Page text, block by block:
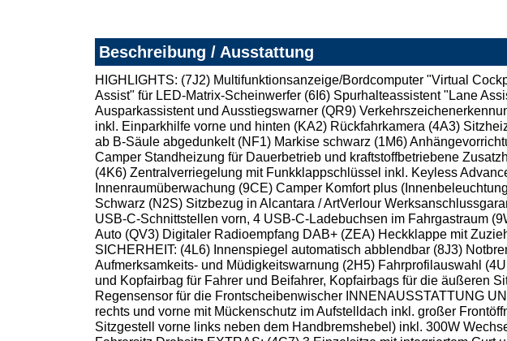
Beschreibung / Ausstattung
HIGHLIGHTS: (7J2) Multifunktionsanzeige/Bordcomputer "Virtual
Assist" für LED-Matrix-Scheinwerfer (6I6) Spurhalteassistent "Lane
Ausparkassistent und Ausstiegswarner (QR9)
inkl. Einparkhilfe vorne und hinten (KA2) Rückfahrkamera (4A3)
ab B-Säule abgedunkelt (NF1) Markise schwarz (1M6)
Camper Standheizung für Dauerbetrieb und kraftstoffbetriebene
(4K6) Zentralverriegelung mit Funkklappschlüssel inkl. Keyless
Innenraumüberwachung (9CE) Camper Komfort plus
Schwarz (N2S) Sitzbezug in Alcantara / ArtVerlour
USB-C-Schnittstellen vorn, 4 USB-C-Ladebuchsen im Fahrgastraum
Auto (QV3) Digitaler Radioempfang DAB+ (ZEA) Heckklappe mit
SICHERHEIT: (4L6) Innenspiegel automatisch abblendbar (8J3)
Aufmerksamkeits- und Müdigkeitswarnung (2H5) Fahrprofilauswahl
und Kopfairbag für Fahrer und Beifahrer, Kopfairbags für die äußeren
Regensensor für die Frontscheibenwischer INNENAUSSTATTUNG
rechts und vorne mit Mückenschutz im Aufstelldach inkl. großer
Sitzgestell vorne links neben dem Handbremshebel) inkl. 300W